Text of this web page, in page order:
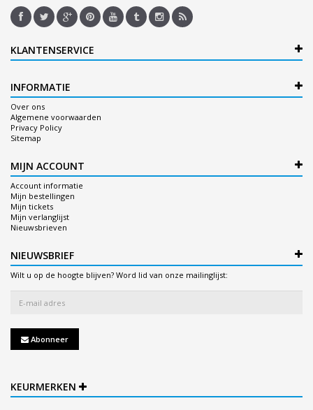
KLANTENSERVICE
INFORMATIE
Over ons
Algemene voorwaarden
Privacy Policy
Sitemap
MIJN ACCOUNT
Account informatie
Mijn bestellingen
Mijn tickets
Mijn verlanglijst
Nieuwsbrieven
NIEUWSBRIEF
Wilt u op de hoogte blijven? Word lid van onze mailinglijst:
Abonneer
KEURMERKEN